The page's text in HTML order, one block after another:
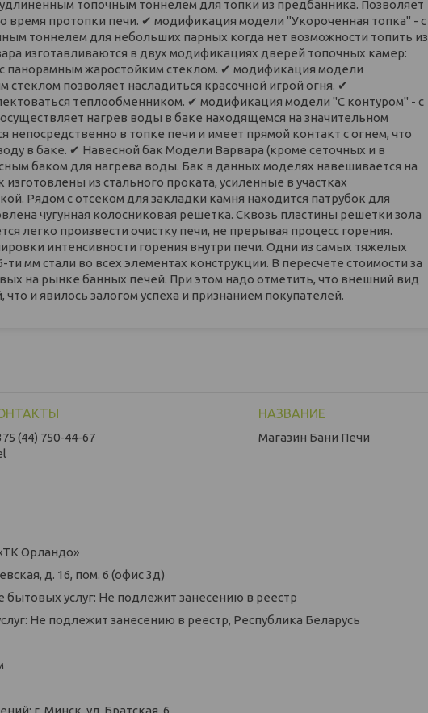
топочным тоннелем для топки из предбанника. Позволяет
время протопки печи. ✔ модификация модели "Укороченная топка" - с
тоннелем для небольших парных когда нет возможности топить из
изготавливаются в двух модификациях дверей топочных камер:
с панорамным жаростойким стеклом. ✔ модификация модели
позволяет насладиться красочной игрой огня. ✔
теплообменником. ✔ модификация модели "С контуром" - с
нагрев воды в баке находящемся на значительном
непосредственно в топке печи и имеет прямой контакт с огнем, что
в баке. ✔ Навесной бак Модели Варвара (кроме сеточных и в
баком для нагрева воды. Бак в данных моделях навешивается на
из стального проката, усиленные в участках
Рядом с отсеком для закладки камня находится патрубок для
чугунная колосниковая решетка. Сквозь пластины решетки зола
легко произвести очистку печи, не прерывая процесс горения.
интенсивности горения внутри печи. Одни из самых тяжелых
мм стали во всех элементах конструкции. В пересчете стоимости за
на рынке банных печей. При этом надо отметить, что внешний вид
и явилось залогом успеха и признанием покупателей.
(44) 750-44-67
Магазин Бани Печи
Орландо»
д. 16, пом. 6 (офис 3д)
услуг: Не подлежит занесению в реестр
Не подлежит занесению в реестр, Республика Беларусь